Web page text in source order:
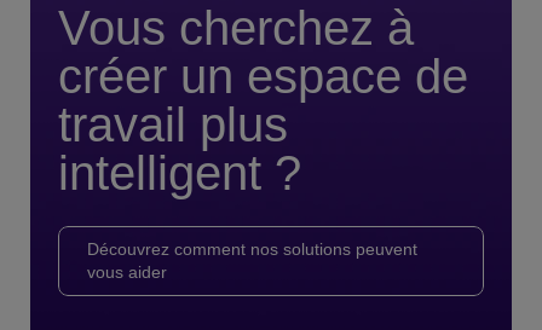
Vous cherchez à
créer un espace de
travail plus
intelligent ?
Découvrez comment nos solutions peuvent
vous aider